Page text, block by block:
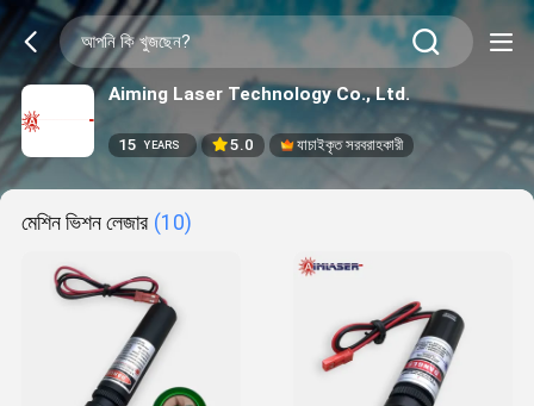
Aiming Laser Technology Co., Ltd.
15 YEARS 5.0 যাচাইকৃত সরবরাহকারী
মেশিন ভিশন লেজার (10)